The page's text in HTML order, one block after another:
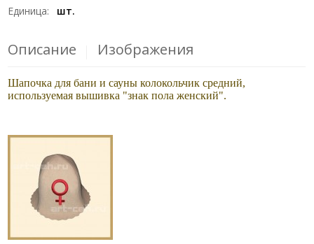
Единица: шт.
Описание Изображения
Шапочка для бани и сауны колокольчик средний,
используемая вышивка "знак пола женский".